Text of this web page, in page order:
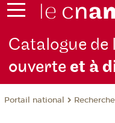
Catalogue de
ouverteet à
Portail national